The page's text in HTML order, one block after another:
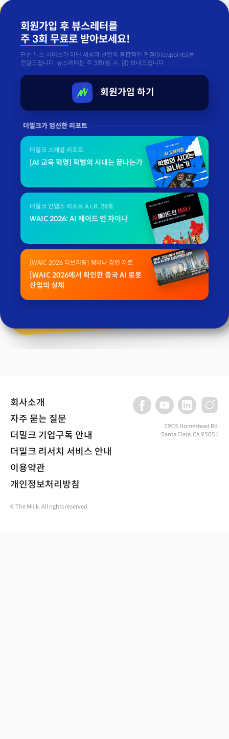
회원가입 후 뷰스레터를
주 3회 무료로 받아보세요!
단순 뉴스 서비스가 아닌 세상과 산업의 종합적인 관점(Viewpoints)을
전달드립니다. 뷰스레터는 주 3회(월, 수, 금) 보내드립니다.
회원가입 하기
더밀크가 엄선한 리포트
더밀크 스페셜 리포트
[AI 교육 혁명] 학벌의 시대는 끝나는가
더밀크 인뎁스 리포트 A.I.R. 28호
WAIC 2026: AI 메이드 인 차이나
[WAIC 2026 디브리핑] 웨비나 강연 자료
[WAIC 2026에서 확인한 중국 AI 로봇
산업의 실체
회사소개
자주 묻는 질문
더밀크 기업구독 안내
더밀크 리서치 서비스 안내
이용약관
개인정보처리방침
2905 Homestead Rd,
Santa Clara, CA 95051
© The Miilk. All rights reserved.